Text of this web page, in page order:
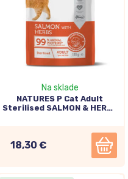
Na sklade
NATURES P Cat Adult
Sterilised SALMON & HERBS
18,30 €